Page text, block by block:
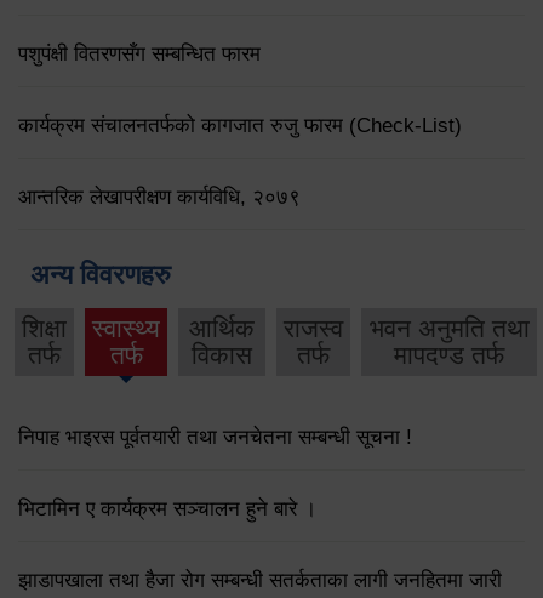
पशुपंक्षी वितरणसँग सम्बन्धित फारम
कार्यक्रम संचालनतर्फको कागजात रुजु फारम (Check-List)
आन्तरिक लेखापरीक्षण कार्यविधि, २०७९
अन्य विवरणहरु
शिक्षा
तर्फ
स्वास्थ्य
तर्फ
आर्थिक
विकास
राजस्व
तर्फ
भवन अनुमति तथा
मापदण्ड तर्फ
निपाह भाइरस पूर्वतयारी तथा जनचेतना सम्बन्धी सूचना !
भिटामिन ए कार्यक्रम सञ्चालन हुने बारे ।
झाडापखाला तथा हैजा रोग सम्बन्धी सतर्कताका लागी जनहितमा जारी